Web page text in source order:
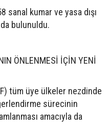
sanal kumar ve yasa dışı
bulunuldu.
ÖNLENMESİ İÇİN YENİ
tüm üye ülkeler nezdinde
sürecinin
amacıyla da